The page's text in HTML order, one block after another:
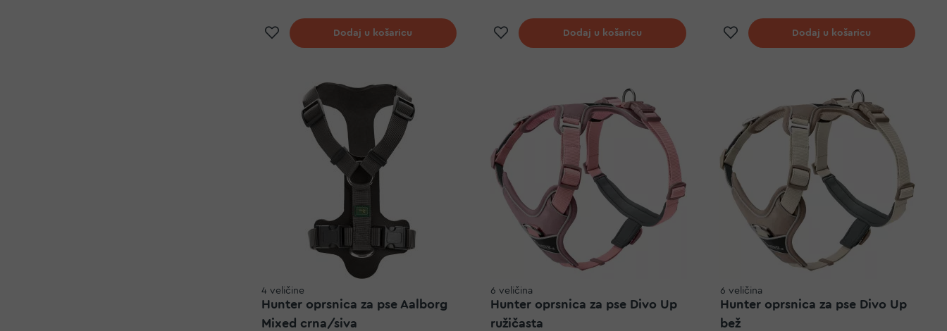
Dodaj na listu želja
Dodaj u košaricu Dodaj na listu želja
Dodaj u košaricu Dodaj na listu želja
Dodaj u košaricu
4 veličine
Hunter oprsnica za pse Aalborg
Mixed crna/siva
6 veličina
Hunter oprsnica za pse Divo Up
ružičasta
6 veličina
Hunter oprsnica za pse Divo Up
bež